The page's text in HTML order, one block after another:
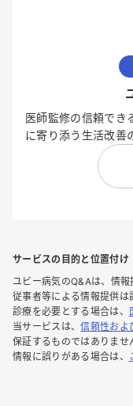
医師監修の信頼でき
に寄り添う生活改善
サービスの目的と位置付け
ユビー病気のQ&Aは、情
従事者等による情報提供は
診療を必要とする場合は、
当サービスは、信頼性およ
保証するものではありませ
情報に誤りがある場合は、